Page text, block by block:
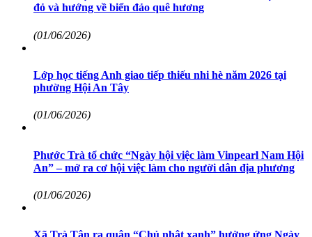
đỏ và hướng về biển đảo quê hương
(01/06/2026)
Lớp học tiếng Anh giao tiếp thiếu nhi hè năm 2026 tại
phường Hội An Tây
(01/06/2026)
Phước Trà tổ chức “Ngày hội việc làm Vinpearl Nam Hội
An” – mở ra cơ hội việc làm cho người dân địa phương
(01/06/2026)
Xã Trà Tân ra quân “Chủ nhật xanh” hưởng ứng Ngày